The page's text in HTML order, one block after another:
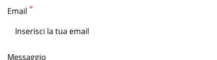
Email
Messaggio